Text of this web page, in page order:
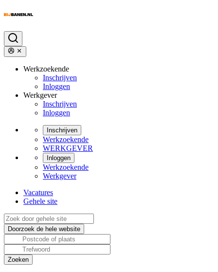
Werkzoekende
Inschrijven
Inloggen
Werkgever
Inschrijven
Inloggen
Inschrijven
Werkzoekende
WERKGEVER
Inloggen
Werkzoekende
Werkgever
Vacatures
Gehele site